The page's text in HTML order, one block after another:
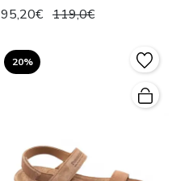
95,20€ 119,0€
20%